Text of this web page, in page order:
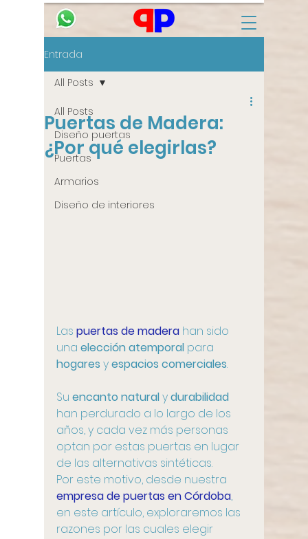
Entrada
All Posts
Diseño puertas
Puertas
Armarios
Diseño de interiores
All Posts
Puertas de Madera:
¿Por qué elegirlas?
Las puertas de madera han sido
una elección atemporal para
hogares y espacios comerciales.
Su encanto natural y durabilidad
han perdurado a lo largo de los
años, y cada vez más personas
optan por estas puertas en lugar
de las alternativas sintéticas.
Por este motivo, desde nuestra
empresa de puertas en Córdoba,
en este artículo, exploraremos las
razones por las cuales elegir